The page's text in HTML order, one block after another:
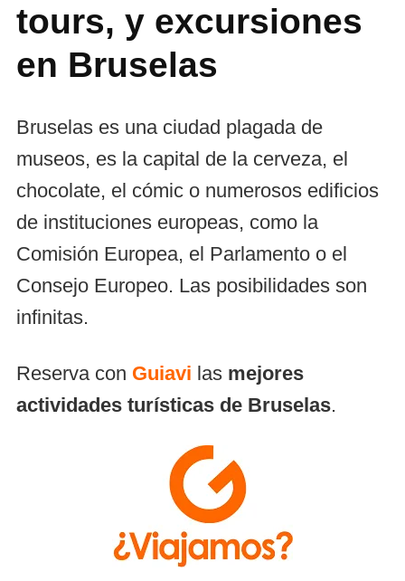
tours, y excursiones
en Bruselas
Bruselas es una ciudad plagada de
museos, es la capital de la cerveza, el
chocolate, el cómic o numerosos edificios
de instituciones europeas, como la
Comisión Europea, el Parlamento o el
Consejo Europeo. Las posibilidades son
infinitas.
Reserva con Guiavi las mejores
actividades turísticas de Bruselas.